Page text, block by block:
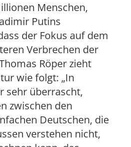
Menschen,
Putins
der Fokus auf dem
Verbrechen der
Röper zieht
wie folgt: „In
sehr überrascht,
zwischen den
Deutschen, die
verstehen nicht,